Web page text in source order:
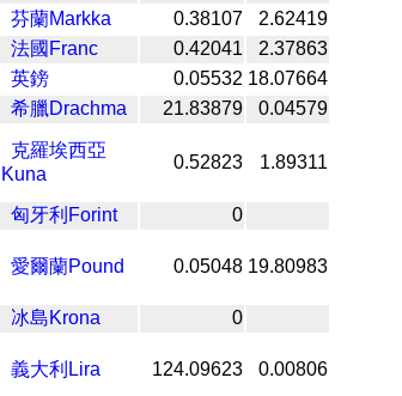
芬蘭Markka 0.38107
2.62419
法國Franc 0.42041
2.37863
英鎊 0.05532 18.07664
希臘Drachma 21.83879 0.04579
克羅埃西亞
Kuna
0.52823 1.89311
匈牙利Forint 0
愛爾蘭Pound 0.05048 19.80983
冰島Krona 0
義大利Lira 124.09623 0.00806